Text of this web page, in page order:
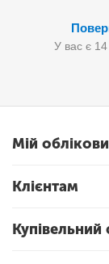
У вас є
Мій
Клієнтам
Купівельний